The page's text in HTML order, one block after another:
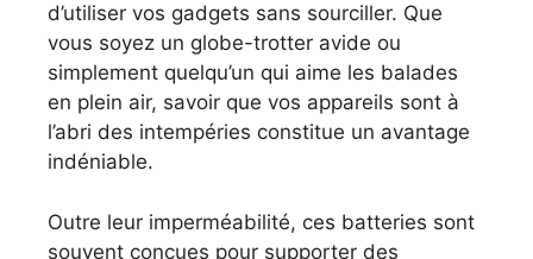
d’utiliser vos gadgets sans sourciller. Que
vous soyez un globe-trotter avide ou
simplement quelqu’un qui aime les balades
en plein air, savoir que vos appareils sont à
l’abri des intempéries constitue un avantage
indéniable.
Outre leur imperméabilité, ces batteries sont
souvent conçues pour supporter des